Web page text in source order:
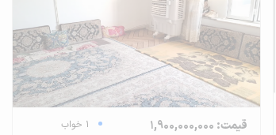
قیمت: 1,900,000,000
1 خواب